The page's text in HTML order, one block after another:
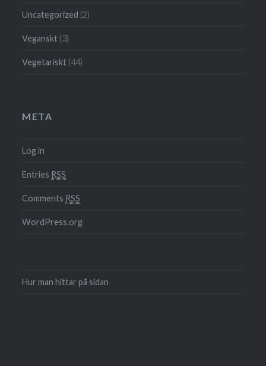
Uncategorized (2)
Veganskt (3)
Vegetariskt (44)
META
Log in
Entries RSS
Comments RSS
WordPress.org
Hur man hittar på sidan